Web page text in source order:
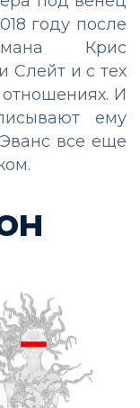
году после
Крис
Слейт и с тех
И
ему
все еще